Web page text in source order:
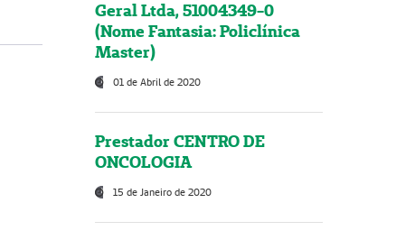
Geral Ltda, 51004349-0
(Nome Fantasia: Policlínica
Master)
01 de Abril de 2020
Prestador CENTRO DE
ONCOLOGIA
15 de Janeiro de 2020